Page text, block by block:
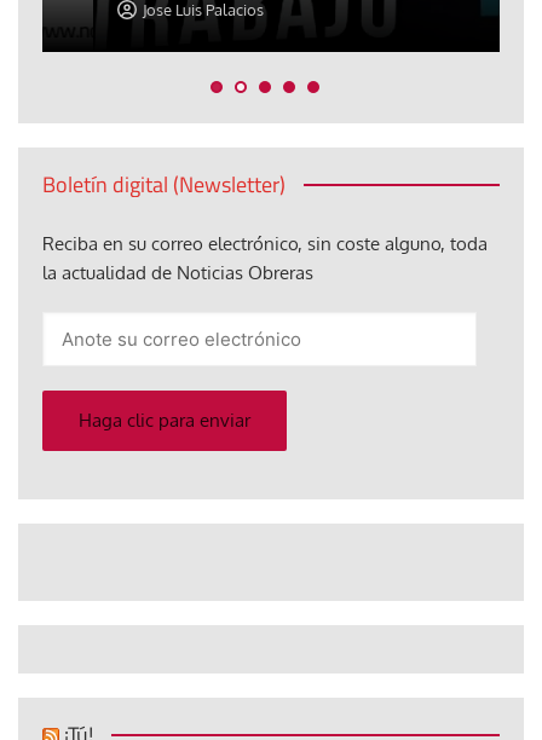
Jose Luis Palacios
Boletín digital (Newsletter)
Reciba en su correo electrónico, sin coste alguno, toda
la actualidad de Noticias Obreras
electrónico
Haga clic para enviar